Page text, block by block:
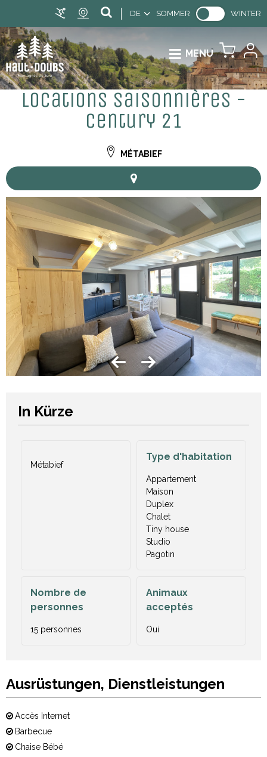
DE SOMMER WINTER
MENU
Locations saisonnières -
Century 21
MÉTABIEF
In Kürze
Métabief
Type d'habitation
Appartement
Maison
Duplex
Chalet
Tiny house
Studio
Pagotin
Nombre de
personnes
15 personnes
Animaux
acceptés
Oui
Ausrüstungen, Dienstleistungen
Accès Internet
Barbecue
Chaise Bébé